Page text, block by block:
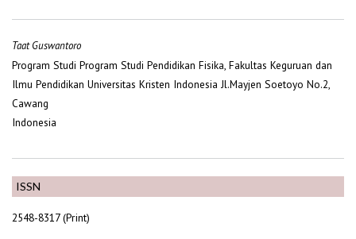
ISSN
2548-8317 (Print)
Taat Guswantoro
Program Studi Program Studi Pendidikan Fisika, Fakultas Keguruan dan
Ilmu Pendidikan Universitas Kristen Indonesia Jl.Mayjen Soetoyo No.2,
Cawang
Indonesia